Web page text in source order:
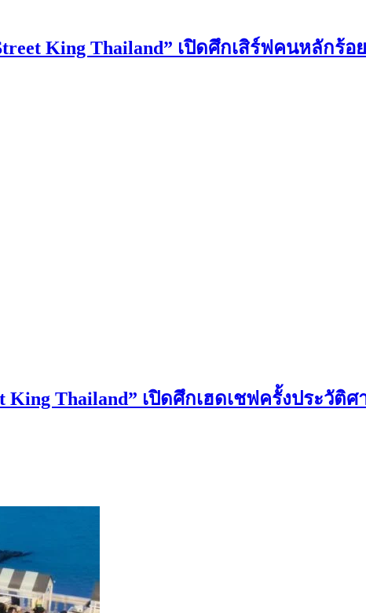
King Thailand” เปิดศึกเสิร์ฟคนหลัก
King Thailand” เปิดศึกเฮดเชฟครั้งประวั